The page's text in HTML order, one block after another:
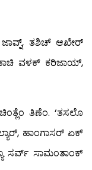
ತಶಿಚ್ ಆಖೇರ್
ತಾಚಿ ವಳಕ್ ಕರಿಜಾಯ್,
ತಿಣೆಂ. ‘ತಸಲೊ
ಹಾಂಗಾಸರ್ ಏಕ್
ಸರ್ವ್ ಸಾಮಂತಾಂಕ್